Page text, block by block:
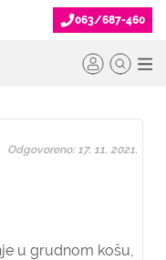
063/687-460
u grudnom košu,
Odgovoreno: 17. 11. 2021.